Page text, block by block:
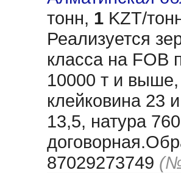
тонн, 1 KZT/
Реализуется
класса на FOB
10000 т и
клейковина 23
13,5, натура
87029273749